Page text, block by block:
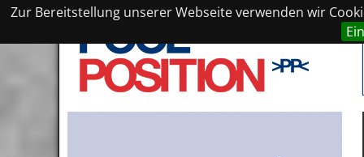
Zur Bereitstellung unserer Webseite verwenden wir